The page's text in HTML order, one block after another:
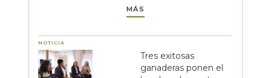
MÁS
NOTICIA
Tres exitosas
ganaderas ponen el